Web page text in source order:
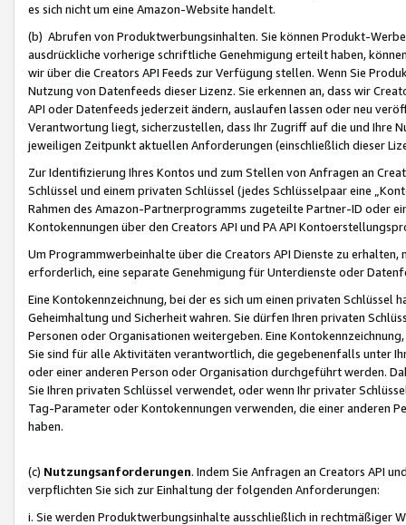
es sich nicht um eine Amazon-Website handelt.
(b) Abrufen von Produktwerbungsinhalten. Sie können Produkt-
ausdrückliche vorherige schriftliche Genehmigung erteilt haben,
wir über die Creators API Feeds zur Verfügung stellen. Wenn Sie
Nutzung von Datenfeeds dieser Lizenz. Sie erkennen an, dass wir
API oder Datenfeeds jederzeit ändern, auslaufen lassen oder neu
Verantwortung liegt, sicherzustellen, dass Ihr Zugriff auf die und Ihre
jeweiligen Zeitpunkt aktuellen Anforderungen (einschließlich dieser
Zur Identifizierung Ihres Kontos und zum Stellen von Anfragen an
Schlüssel und einem privaten Schlüssel (jedes Schlüsselpaar eine
Rahmen des Amazon-Partnerprogramms zugeteilte Partner-ID oder
Kontokennungen über den Creators API und PA API
Um Programmwerbeinhalte über die Creators API Dienste zu
erforderlich, eine separate Genehmigung für Unterdienste oder
Eine Kontokennzeichnung, bei der es sich um einen privaten
Geheimhaltung und Sicherheit wahren. Sie dürfen Ihren privaten
Personen oder Organisationen weitergeben. Eine
Sie sind für alle Aktivitäten verantwortlich, die gegebenenfalls unter
oder einer anderen Person oder Organisation durchgeführt werden.
Sie Ihren privaten Schlüssel verwendet, oder wenn Ihr privater
Tag-Parameter oder Kontokennungen verwenden, die einer anderen
haben.
(c) Nutzungsanforderungen. Indem Sie Anfragen an Creators API
verpflichten Sie sich zur Einhaltung der folgenden Anforderungen:
i. Sie werden Produktwerbungsinhalte ausschließlich in rechtmäßiger